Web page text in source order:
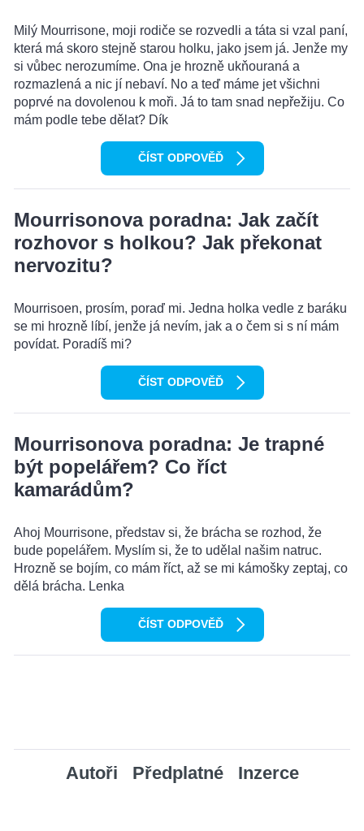
Milý Mourrisone, moji rodiče se rozvedli a táta si vzal paní,
která má skoro stejně starou holku, jako jsem já. Jenže my
si vůbec nerozumíme. Ona je hrozně ukňouraná a
rozmazlená a nic jí nebaví. No a teď máme jet všichni
poprvé na dovolenou k moři. Já to tam snad nepřežiju. Co
mám podle tebe dělat? Dík
ČÍST ODPOVĚĎ
Mourrisonova poradna: Jak začít
rozhovor s holkou? Jak překonat
nervozitu?
Mourrisoen, prosím, poraď mi. Jedna holka vedle z baráku
se mi hrozně líbí, jenže já nevím, jak a o čem si s ní mám
povídat. Poradíš mi?
ČÍST ODPOVĚĎ
Mourrisonova poradna: Je trapné
být popelářem? Co říct
kamarádům?
Ahoj Mourrisone, představ si, že brácha se rozhod, že
bude popelářem. Myslím si, že to udělal našim natruc.
Hrozně se bojím, co mám říct, až se mi kámošky zeptaj, co
dělá brácha. Lenka
ČÍST ODPOVĚĎ
Autoři Předplatné Inzerce